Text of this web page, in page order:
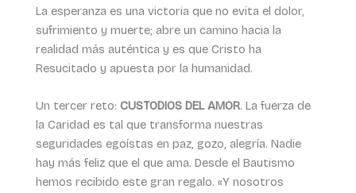
La esperanza es una victoria que no evita el dolor,
sufrimiento y muerte; abre un camino hacia la
realidad más auténtica y es que Cristo ha
Resucitado y apuesta por la humanidad.
Un tercer reto: CUSTODIOS DEL AMOR. La fuerza de
la Caridad es tal que transforma nuestras
seguridades egoístas en paz, gozo, alegría. Nadie
hay más feliz que el que ama. Desde el Bautismo
hemos recibido este gran regalo. «Y nosotros